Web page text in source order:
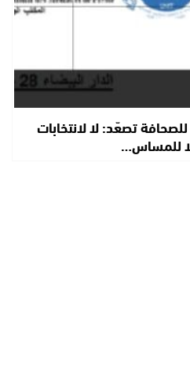
للصحافة تصعّد: لا لانتخابات
للمساس…